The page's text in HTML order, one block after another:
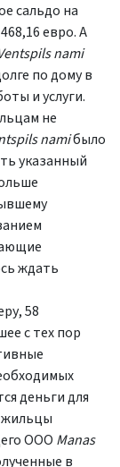
сальдо на
евро. А
nami
по дому в
и услуги.
не
namiбыло
указанный
ждать
58
с тех пор
деньги для
жильцы
ООО Manas
в